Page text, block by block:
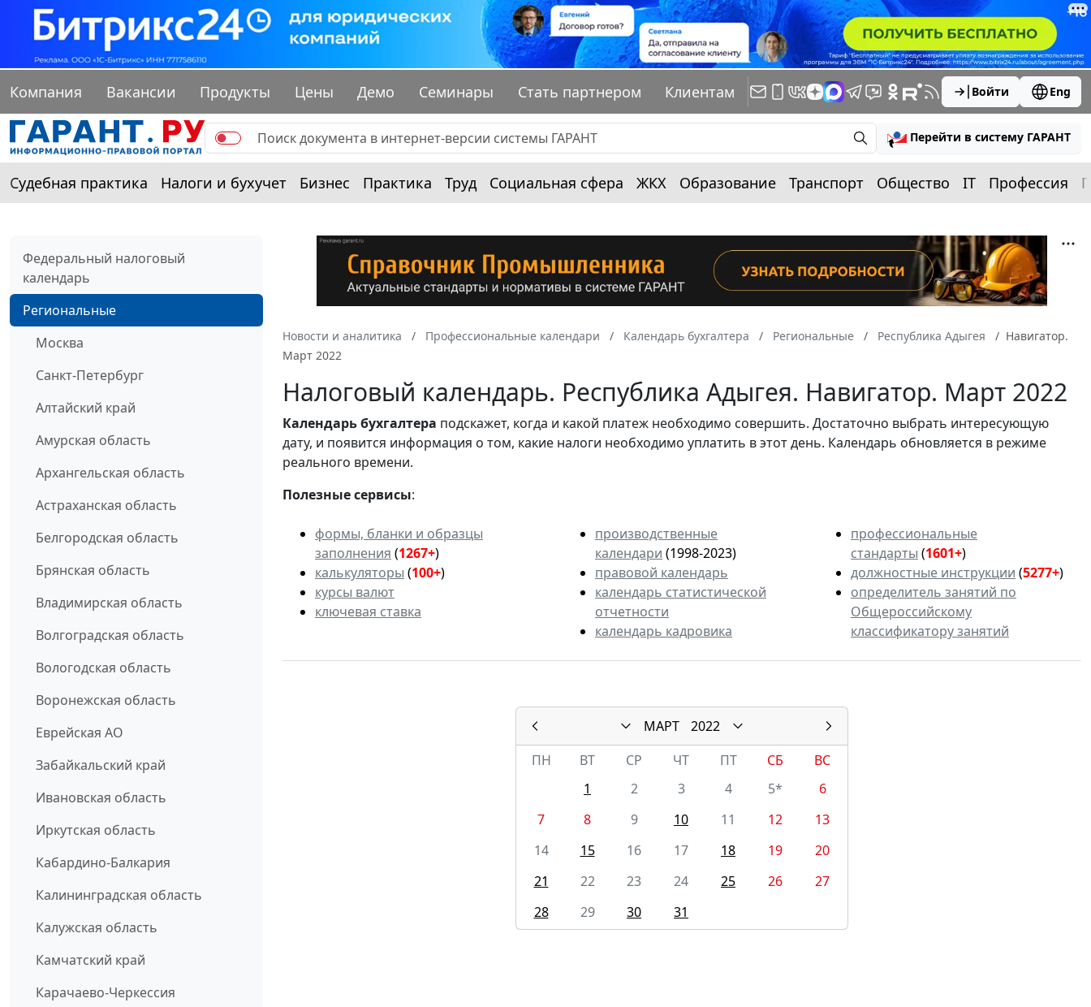
Компания Вакансии Продукты Цены Демо Семинары Стать партнером Клиентам Войти Eng
Перейти в систему ГАРАНТ
Судебная практика Налоги и бухучет Бизнес Практика Труд Социальная сфера ЖКХ Образование Транспорт Общество IT Профессия
Федеральный налоговый
календарь
Региональные
Москва
Санкт-Петербург
Алтайский край
Амурская область
Архангельская область
Астраханская область
Белгородская область
Брянская область
Владимирская область
Волгоградская область
Вологодская область
Воронежская область
Еврейская АО
Забайкальский край
Ивановская область
Иркутская область
Кабардино-Балкария
Калининградская область
Калужская область
Камчатский край
Карачаево-Черкессия
Новости и аналитика Профессиональные календари Календарь бухгалтера Региональные Республика Адыгея
Навигатор.
Март 2022
Налоговый календарь. Республика Адыгея. Навигатор. Март 2022
Календарьбухгалтера подскажет, когда и какой платеж необходимо совершить. Достаточно выбрать интересующую
дату, и появится информация о том, какие налоги необходимо уплатить в этот день. Календарь обновляется в режиме
реального времени.
Полезные сервисы:
формы, бланки и образцы
заполнения (1267+)
калькуляторы (100+)
курсы валют
ключевая ставка
производственные
календари (1998-2023)
правовой календарь
календарь статистической
отчетности
календарь кадровика
профессиональные
стандарты (1601+)
должностные инструкции (5277+)
определитель занятий по
Общероссийскому
классификатору занятий
МАРТ
2022
ПН
ВТ СР ЧТ ПТ СБ
ВС
1
2 3 4 5*
6
7
8 9 10 11 12
13
14
15 16 17 18 19
20
21
22 23 24 25 26
27
28
29 30 31